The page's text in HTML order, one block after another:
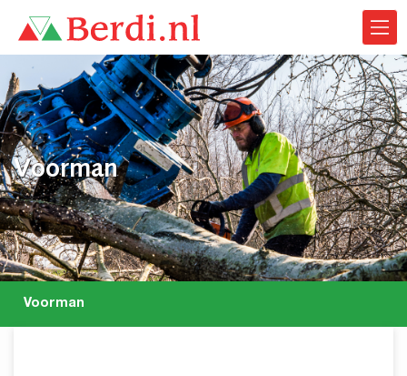
Voorman
Voorman